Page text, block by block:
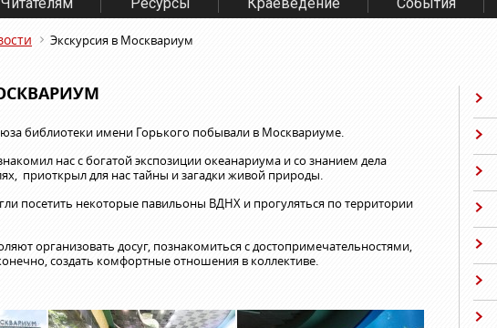
Экскурсия в Москвариум
библиотеки имени Горького побывали в Москвариуме.
нас с богатой экспозиции океанариума и со знанием дела
приоткрыл для нас тайны и загадки живой природы.
посетить некоторые павильоны ВДНХ и прогуляться по территории
организовать досуг, познакомиться с достопримечательностями,
создать комфортные отношения в коллективе.